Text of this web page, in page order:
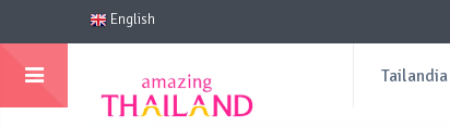
English
Tailandia